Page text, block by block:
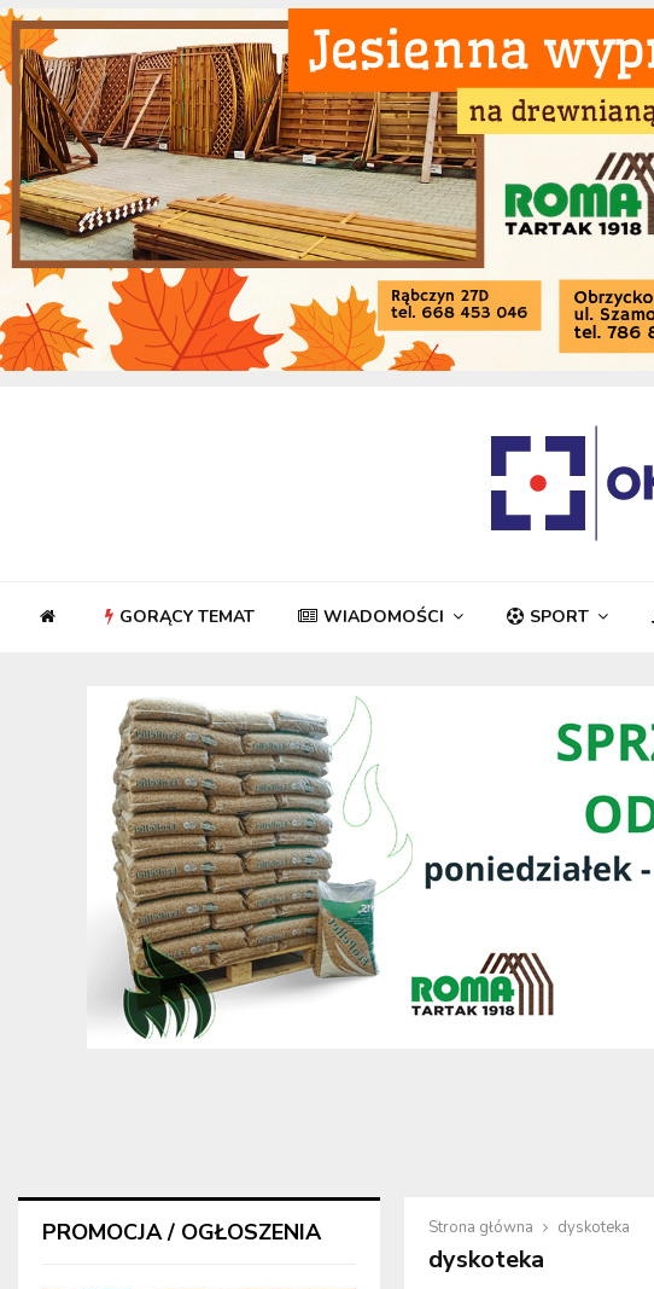
GORĄCY TEMAT WIADOMOŚCI SPORT
Strona główna dyskoteka
dyskoteka
PROMOCJA / OGŁOSZENIA